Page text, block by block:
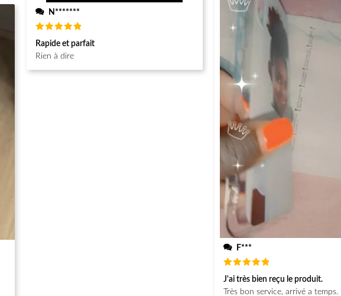
N*******
Note
sur 5
Rapide et parfait
Rien à dire
F***
Note5
sur 5
J'ai très bien reçu le produit.
Très bon service, arrivé a